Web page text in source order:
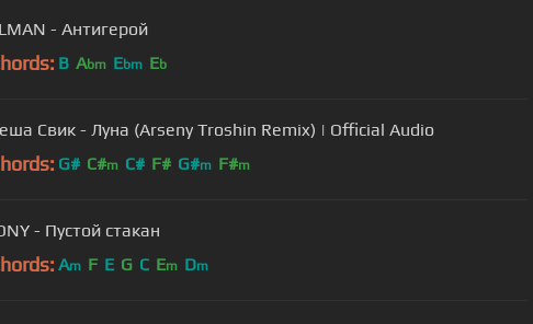
- Антигерой
B Abm Ebm Eb
Свик - Луна (Arseny Troshin Remix) | Official Audio
G# C#m C# F# G#m F#m
- Пустой стакан
Am F E G C Em Dm